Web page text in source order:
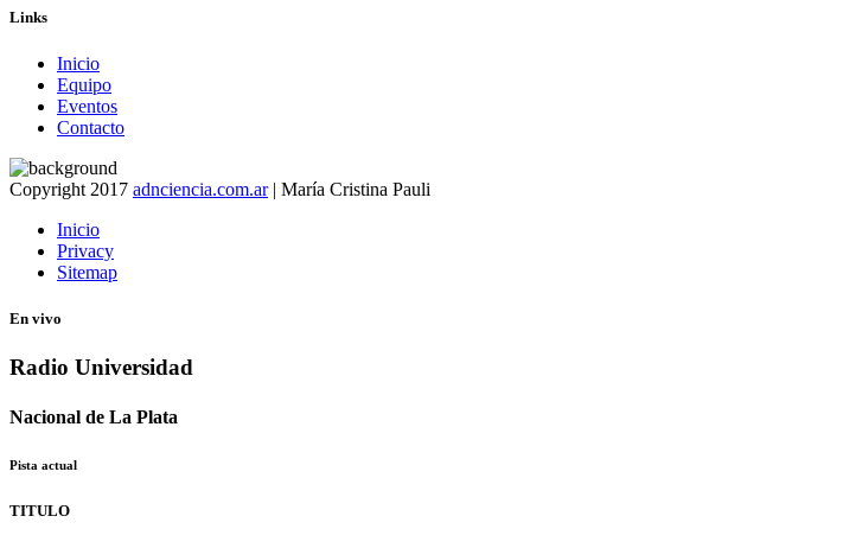
Links
Inicio
Equipo
Eventos
Contacto
Copyright 2017 adnciencia.com.ar| María Cristina Pauli
Inicio
Privacy
Sitemap
En vivo
Radio Universidad
Nacional de La Plata
Pista actual
TITULO